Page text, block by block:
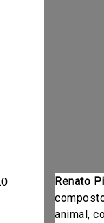
Renato
animal,